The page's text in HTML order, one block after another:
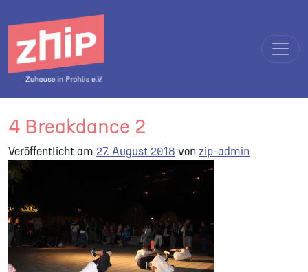
Hauptnavigation
4 Breakdance 2
Veröffentlicht am 27. August 2018 von zip-admin